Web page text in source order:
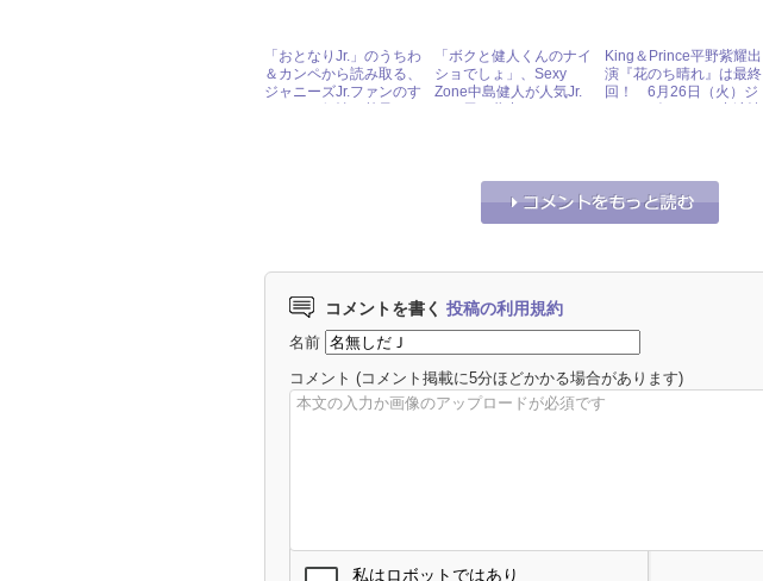
「おとなりJr.」のうちわ
＆カンペから読み取る、
ジャニーズJr.ファンのす
「ボクと健人くんのナイ
ショでしょ」、Sexy
Zone中島健人が人気Jr.
King＆Prince平野紫耀出
演『花のち晴れ』は最終
回！ 6月26日（火）ジ
コメントを書く 投稿の利用規約
名前
コメント (コメント掲載に5分ほどかかる場合があります)